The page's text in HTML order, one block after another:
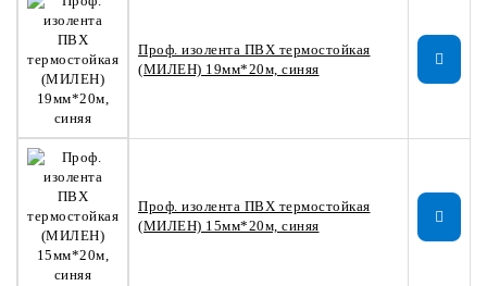
Проф. изолента ПВХ термостойкая
(МИЛЕН) 19мм*20м, синяя
Проф. изолента ПВХ термостойкая
(МИЛЕН) 15мм*20м, синяя